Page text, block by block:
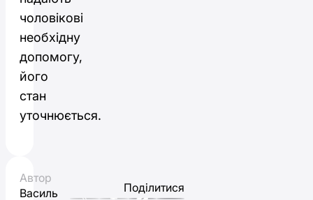
чоловікові
необхідну
допомогу,
його
стан
уточнюється.
Автор
Василь
Поділитися